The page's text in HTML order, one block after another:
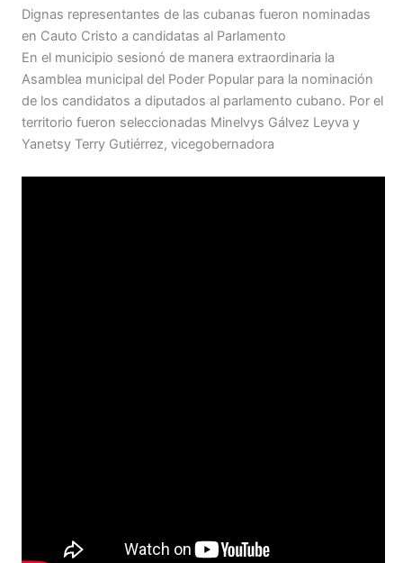
Dignas representantes de las cubanas fueron nominadas
en Cauto Cristo a candidatas al Parlamento
En el municipio sesionó de manera extraordinaria la
Asamblea municipal del Poder Popular para la nominación
de los candidatos a diputados al parlamento cubano. Por el
territorio fueron seleccionadas Minelvys Gálvez Leyva y
Yanetsy Terry Gutiérrez, vicegobernadora